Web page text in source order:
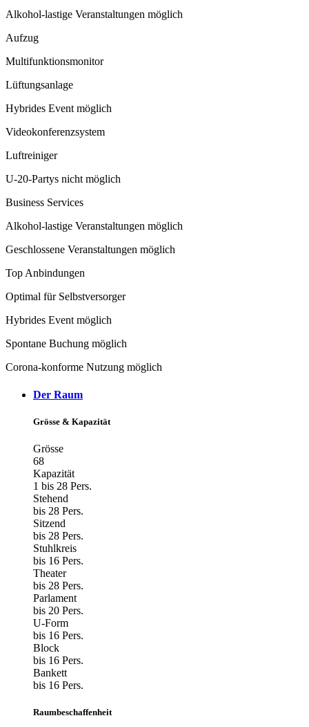
Alkohol-lastige Veranstaltungen möglich
Aufzug
Multifunktionsmonitor
Lüftungsanlage
Hybrides Event möglich
Videokonferenzsystem
Luftreiniger
U-20-Partys nicht möglich
Business Services
Alkohol-lastige Veranstaltungen möglich
Geschlossene Veranstaltungen möglich
Top Anbindungen
Optimal für Selbstversorger
Hybrides Event möglich
Spontane Buchung möglich
Corona-konforme Nutzung möglich
Der Raum
Grösse & Kapazität
Grösse
68
Kapazität
1 bis 28 Pers.
Stehend
bis 28 Pers.
Sitzend
bis 28 Pers.
Stuhlkreis
bis 16 Pers.
Theater
bis 28 Pers.
Parlament
bis 20 Pers.
U-Form
bis 16 Pers.
Block
bis 16 Pers.
Bankett
bis 16 Pers.
Raumbeschaffenheit